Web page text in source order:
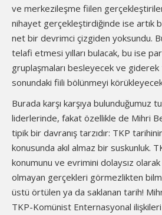
ve merkezileşme fiilen
nihayet gerçekleştirdiğinde ise artık
net bir devrimci çizgiden yoksundu.
telafi etmesi yılları bulacak, bu ise
gruplaşmaları besleyecek ve giderek
sonundaki fiili bölünmeyi
Burada karşı karşıya bulunduğumuz
liderlerinde, fakat özellikle de Mihri
tipik bir davranış tarzıdır: TKP
konusunda akıl almaz bir suskunluk.
konumunu ve evrimini dolaysız
olmayan gerçekleri görmezlikten
üstü örtülen ya da saklanan tarih!
TKP-Komünist Enternasyonal ilişkileri